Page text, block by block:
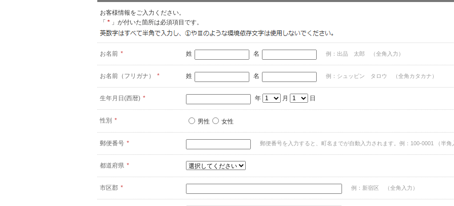
お客様情報をご入力ください。
「 * 」が付いた箇所は必須項目です。
お名前 * 姓 名 例：出品 太郎 （全角入力）
お名前（フリガナ） * 姓 名 例：シュッピン タロウ （全角カタカナ）
生年月日(西暦) * 年 月 日
性別 * 男性 女性
郵便番号 * 郵便番号を入力すると、町名までが自動入力されます。例：100-0001 （半角
都道府県 *
市区郡 * 例：新宿区 （全角入力）